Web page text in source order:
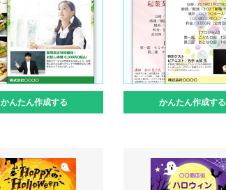
かんたん作成する かんたん作成する